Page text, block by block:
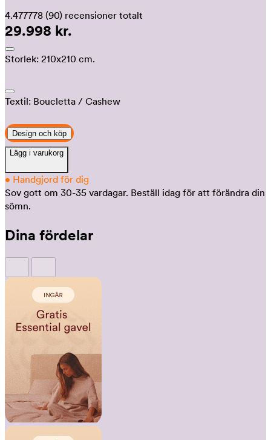
4.477778 (90) recensioner totalt
29.998 kr.
Storlek: 210x210 cm.
Textil: Boucletta / Cashew
Design och köp
Lägg i varukorg
• Handgjord för dig
Sov gott om 30-35 vardagar. Beställ idag för att förändra din
sömn.
Dina fördelar